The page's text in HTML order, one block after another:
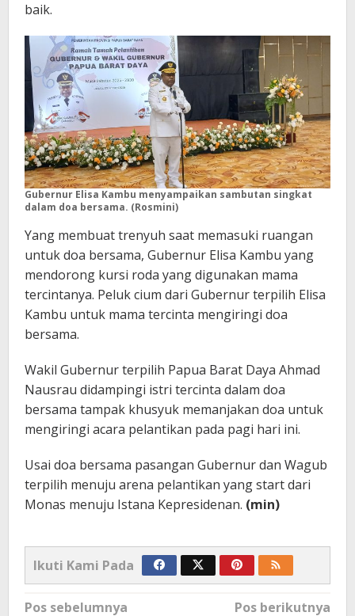
baik.
Gubernur Elisa Kambu menyampaikan sambutan singkat
dalam doa bersama. (Rosmini)
Yang membuat trenyuh saat memasuki ruangan
untuk doa bersama, Gubernur Elisa Kambu yang
mendorong kursi roda yang digunakan mama
tercintanya. Peluk cium dari Gubernur terpilih Elisa
Kambu untuk mama tercinta mengiringi doa
bersama.
Wakil Gubernur terpilih Papua Barat Daya Ahmad
Nausrau didampingi istri tercinta dalam doa
bersama tampak khusyuk memanjakan doa untuk
mengiringi acara pelantikan pada pagi hari ini.
Usai doa bersama pasangan Gubernur dan Wagub
terpilih menuju arena pelantikan yang start dari
Monas menuju Istana Kepresidenan. (min)
Ikuti Kami Pada
Navigasi
Pos sebelumnya Pos berikutnya